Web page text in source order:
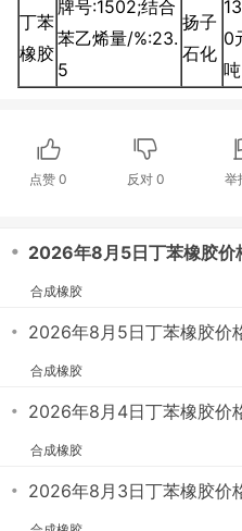
丁苯
橡胶
牌号:1502;结合
苯乙烯量/%:23.
5
扬子
石化
0
吨
点赞0 反对 0 举
・ 2026年8月5日丁苯橡胶价
合成橡胶
・ 2026年8月5日丁苯橡胶价
合成橡胶
・ 2026年8月4日丁苯橡胶价
合成橡胶
・ 2026年8月3日丁苯橡胶价